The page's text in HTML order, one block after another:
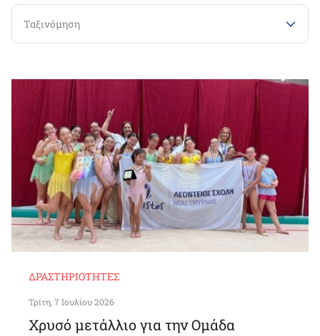
Ταξινόμηση
ΔΡΑΣΤΗΡΙΌΤΗΤΕΣ
Τρίτη, 7 Ιουλίου 2026
Χρυσό μετάλλιο για την Ομάδα